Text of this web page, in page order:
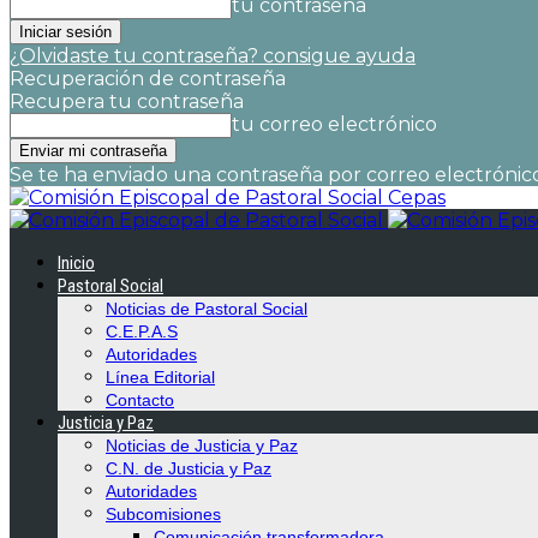
tu contraseña
¿Olvidaste tu contraseña? consigue ayuda
Recuperación de contraseña
Recupera tu contraseña
tu correo electrónico
Se te ha enviado una contraseña por correo
Cepas
Inicio
Pastoral Social
Noticias de Pastoral Social
C.E.P.A.S
Autoridades
Línea Editorial
Contacto
Justicia y Paz
Noticias de Justicia y Paz
C.N. de Justicia y Paz
Autoridades
Subcomisiones